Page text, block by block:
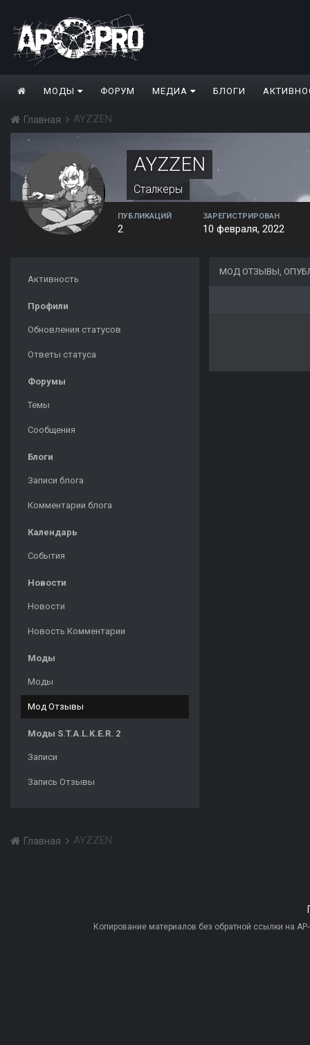
МОДЫ ФОРУМ МЕДИА БЛОГИ
Главная AYZZEN
AYZZEN
Сталкеры
ПУБЛИКАЦИЙ
2
ЗАРЕГИСТРИРОВАН
10 февраля, 2022
Активность
Профили
Обновления статусов
Ответы статуса
Форумы
Темы
Сообщения
Блоги
Записи блога
Комментарии блога
Календарь
События
Новости
Новости
Новость Комментарии
Моды
Моды
Мод Отзывы
Моды S.T.A.L.K.E.R. 2
Записи
Запись Отзывы
МОД ОТЗЫВЫ,
Главная AYZZEN
Копирование материалов без обратной ссылки на